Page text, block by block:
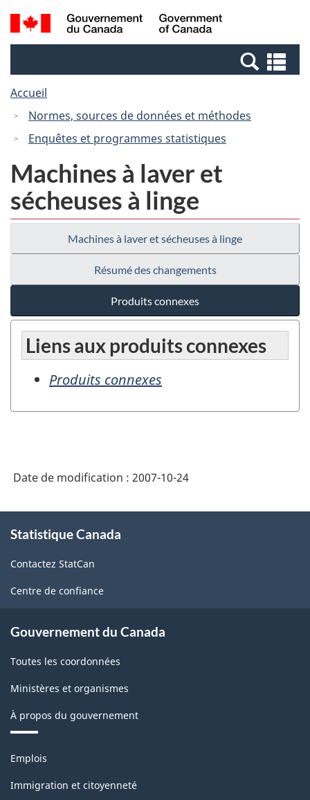
Passer
au
Passer
à
Canada
Recherche
et
et
Accueil
Normes, sources de données et méthodes
Enquêtes et programmes statistiques
Machines à laver et
sécheuses à linge
Machines à laver et sécheuses à linge
Résumé des changements
Produits connexes
Liens aux produits connexes
Produits connexes
Date de modification : 2007-10-24
propos
ce
site
Statistique Canada
Contactez StatCan
Centre de confiance
Gouvernement du Canada
Toutes les coordonnées
Ministères et organismes
À propos du gouvernement
Thèmes
sujets
Emplois
Immigration et citoyenneté